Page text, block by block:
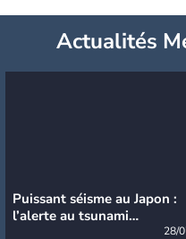
Actualités
Puissant séisme au Japon :
l’alerte au tsunami
28/